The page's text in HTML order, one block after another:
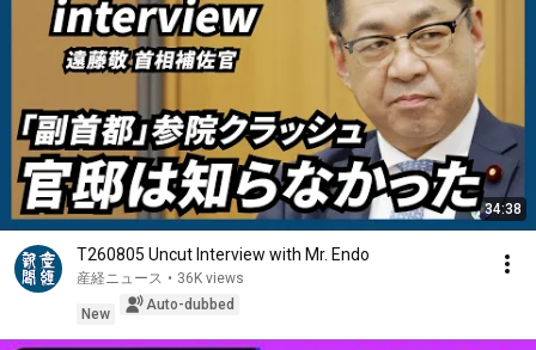
34:38
T260805 Uncut Interview with Mr. Endo
産経ニュース • 36K views
New
Auto-dubbed